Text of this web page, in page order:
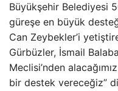
Büyükşehir Belediyesi
güreşe en büyük
Can Zeybekler’i
Gürbüzler, İsmail
Meclisi’nden
bir destek vereceğiz”